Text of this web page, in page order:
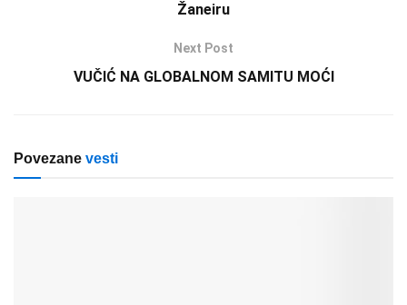
Žaneiru
Next Post
VUČIĆ NA GLOBALNOM SAMITU MOĆI
Povezane vesti